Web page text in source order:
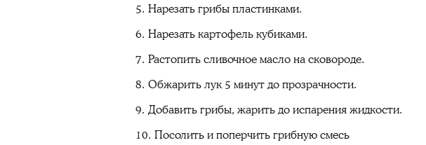
Нарезать грибы пластинками.
Нарезать картофель кубиками.
Растопить сливочное масло на сковороде.
Обжарить лук 5 минут до прозрачности.
Добавить грибы, жарить до испарения жидкости.
Посолить и поперчить грибную смесь